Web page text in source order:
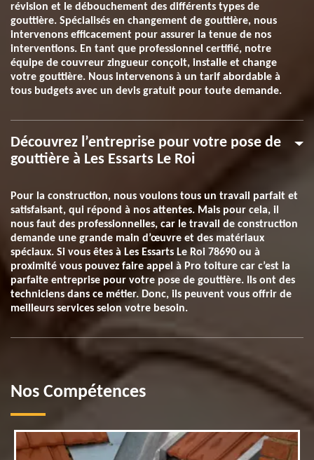
révision et le débouchement des différents types de
gouttière. Spécialisés en changement de gouttière, nous
intervenons efficacement pour assurer la tenue de nos
interventions. En tant que professionnel certifié, notre
équipe de couvreur zingueur conçoit, installe et change
votre gouttière. Nous intervenons à un tarif abordable à
tous budgets avec un devis gratuit pour toute demande.
Découvrez l’entreprise pour votre pose de
gouttière à Les Essarts Le Roi
Pour la construction, nous voulons tous un travail parfait et
satisfaisant, qui répond à nos attentes. Mais pour cela, il
nous faut des professionnelles, car le travail de construction
demande une grande main d’œuvre et des matériaux
spéciaux. Si vous êtes à Les Essarts Le Roi 78690 ou à
proximité vous pouvez faire appel à Pro toiture car c’est la
parfaite entreprise pour votre pose de gouttière. Ils ont des
techniciens dans ce métier. Donc, ils peuvent vous offrir de
meilleurs services selon votre besoin.
Nos Compétences